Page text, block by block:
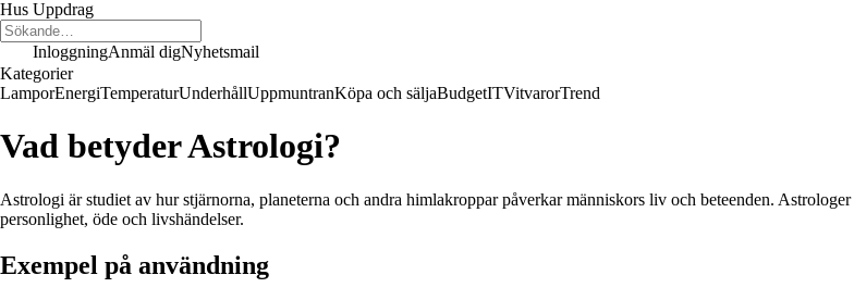
Hus Uppdrag
InloggningAnmäl digNyhetsmail
Kategorier
LamporEnergiTemperaturUnderhållUppmuntranKöpa och säljaBudgetITVitvarorTrend
Vad betyder Astrologi?
Astrologi är studiet av hur stjärnorna, planeterna och andra himlakroppar påverkar människors liv och beteenden.
personlighet, öde och livshändelser.
Exempel på användning